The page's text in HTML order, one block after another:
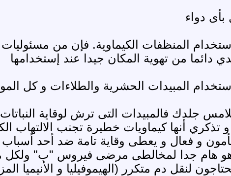
المنظفات الكيماوية. فإن من
دائما من تهوية المكان جيدا عند إستخدامها
جلدك فالمبيدات التى ترش لوقاية
و تذكري أنها كيماويات خطيرة تجنب
و فعال و يعطى وقاية تامة ضد أحد أسباب
هام جدا لمخالطى مرضى فيروس "ب" ولكل
لنقل دم متكرر (الهيموفيليا و الأنيميا